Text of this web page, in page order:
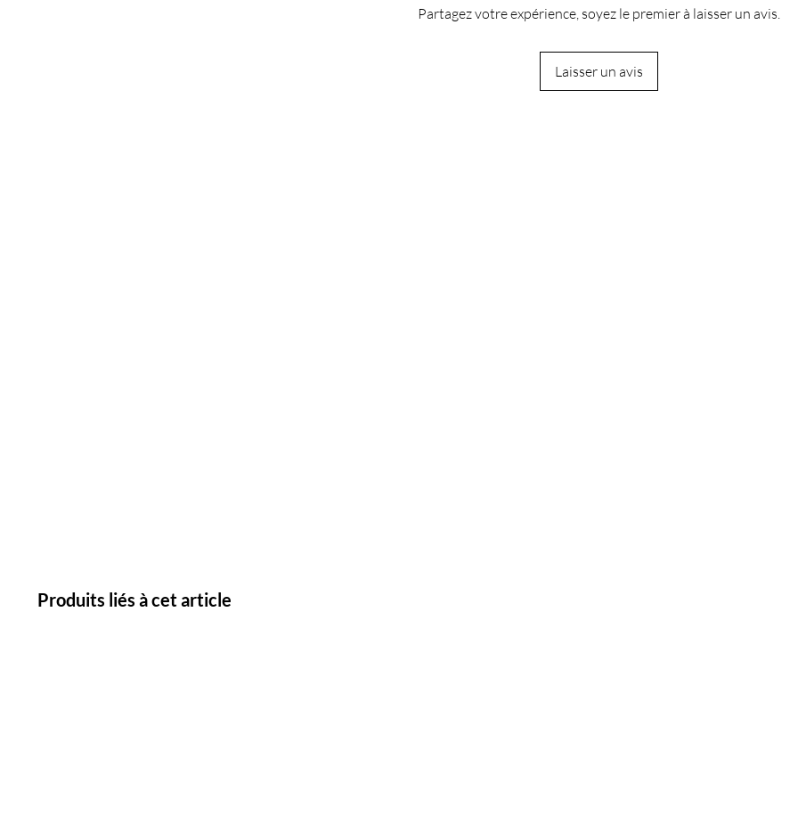
Partagez votre expérience, soyez le premier à laisser un avis.
Laisser un avis
Produits liés à cet article